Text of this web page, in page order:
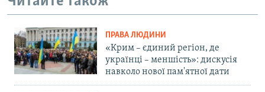
ПРАВА ЛЮДИНИ
«Крим – єдиний регіон, де
українці – меншість»: дискусія
навколо нової пам'ятної дати